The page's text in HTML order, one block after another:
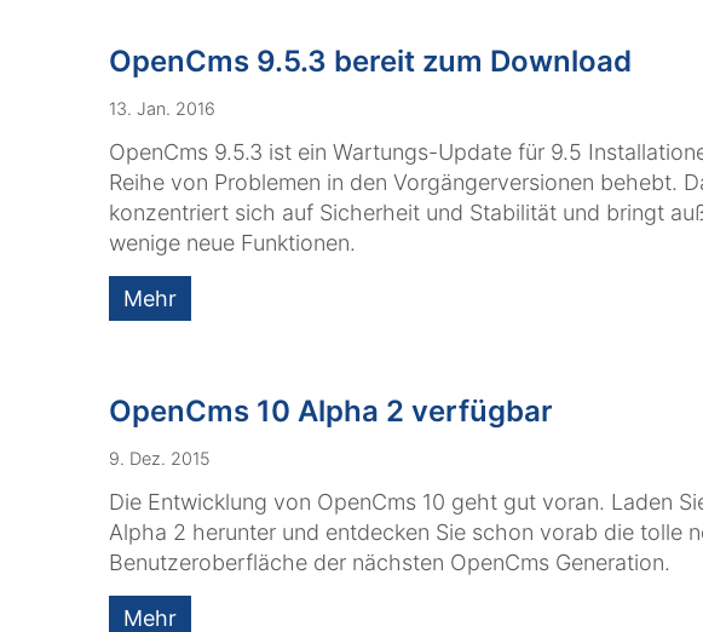
OpenCms 9.5.3 bereit zum Download
13. Jan. 2016
OpenCms 9.5.3 ist ein Wartungs-Update für 9.5
Reihe von Problemen in den Vorgängerversionen behebt.
konzentriert sich auf Sicherheit und Stabilität und bringt
wenige neue Funktionen.
Mehr
OpenCms 10 Alpha 2 verfügbar
9. Dez. 2015
Die Entwicklung von OpenCms 10 geht gut voran. Laden
Alpha 2 herunter und entdecken Sie schon vorab die tolle
Benutzeroberfläche der nächsten OpenCms Generation.
Mehr